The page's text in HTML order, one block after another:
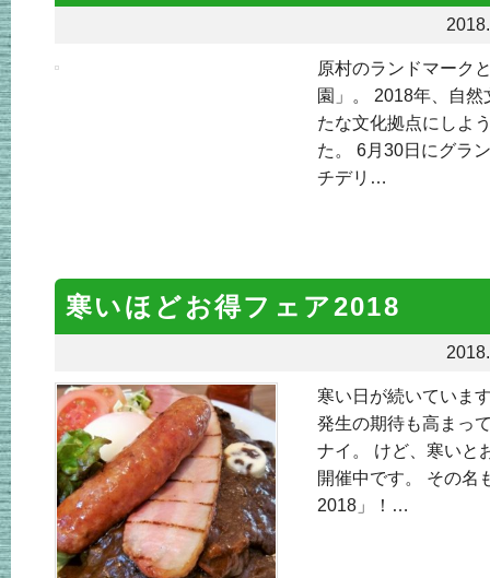
原村のランドマーク
園」。 2018年、自
たな文化拠点にしよ
た。 6月30日にグラ
チデリ…
寒いほどお得フェア2018
寒い日が続いていま
発生の期待も高まっ
ナイ。 けど、寒いと
開催中です。 その
2018」！…